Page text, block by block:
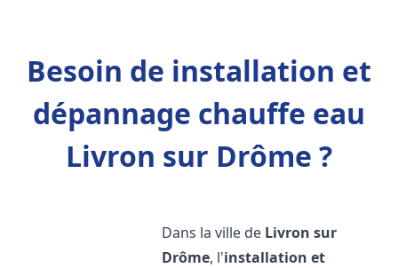
Besoin de installation et
dépannage chauffe eau
Livron sur Drôme ?
Dans la ville de Livron sur
Drôme, l'installation et